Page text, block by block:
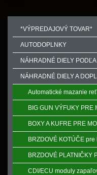
*VÝPREDAJOVÝ TOVAR*
AUTODOPLNKY
NÁHRADNÉ DIELY
NÁHRADNÉ DIELY A
Automatické mazanie
BIG GUN VÝFUKY PRE
BOXY A KUFRE PRE
BRZDOVÉ KOTÚČE pre
BRZDOVÉ PLATNIČKY
CDI/ECU moduly